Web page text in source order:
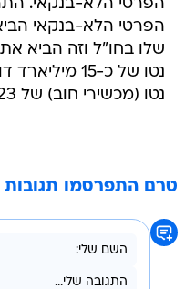
הפרטי הלא-בנקאי.
הפרטי הלא-בנקאי
שלו בחו"ל וזה הביא
נטו (מכשירי חוב) של 23 מיליארד דולר בסוף 2005.
טרם התפרסמו תגובות